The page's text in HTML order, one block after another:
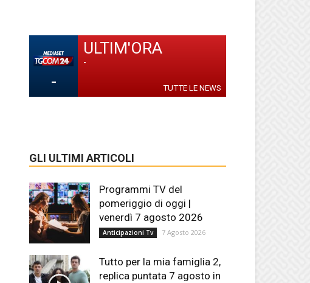
-
ULTIM'ORA
-
TUTTE LE NEWS
GLI ULTIMI ARTICOLI
Programmi TV del
pomeriggio di oggi |
venerdì 7 agosto 2026
Anticipazioni Tv 7 Agosto 2026
Tutto per la mia famiglia 2,
replica puntata 7 agosto in